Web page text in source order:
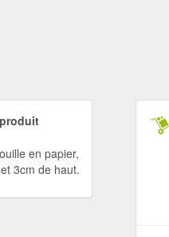
en papier,
3cm de haut.